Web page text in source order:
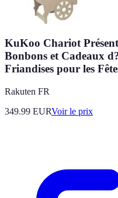
KuKoo Chariot
Bonbons et Cadeaux
Friandises pour les
Rakuten FR
349.99 EURVoir le prix